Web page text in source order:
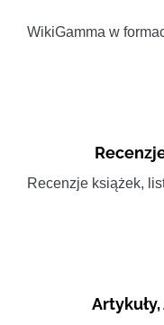
WikiGamma w
Recenzje książek,
Artykuły,